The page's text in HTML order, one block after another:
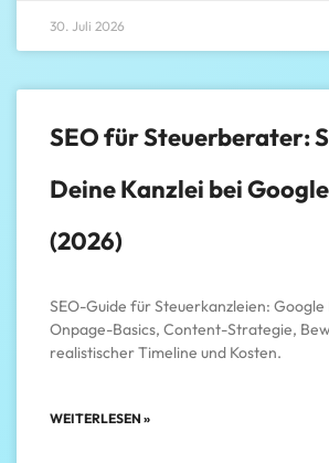
30. Juli 2026
SEO für Steuerberater:
Deine Kanzlei bei
(2026)
SEO-Guide für Steuerkanzleien: Google
Onpage-Basics, Content-Strategie,
realistischer Timeline und Kosten.
WEITERLESEN »